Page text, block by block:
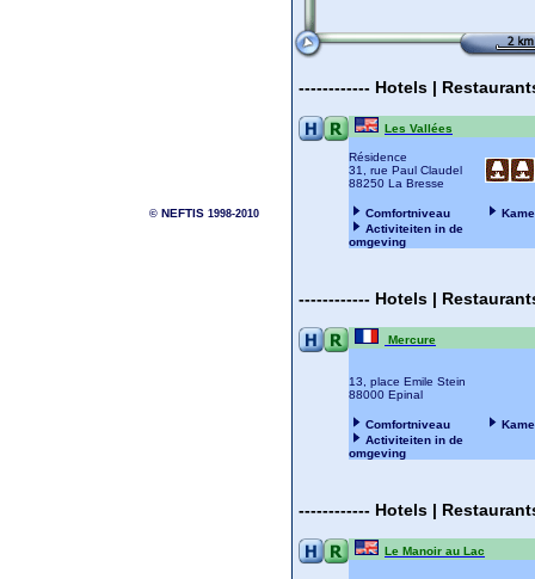
© NEFTIS1998-2010
------------ Hotels |
Les Vallées
Résidence
31, rue Paul Claudel
88250 La Bresse
Comfortniveau
Activiteiten in de
omgeving
------------ Hotels |
Mercure
13, place Emile Stein
88000 Epinal
Comfortniveau
Activiteiten in de
omgeving
------------ Hotels |
Le Manoir au Lac